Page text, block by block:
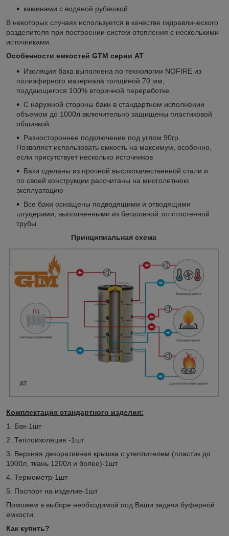
каминами с водяной рубашкой
В некоторых случаях используется в качестве гидравлического
разделителя при построении систем отопления с несколькими
источниками.
Особенности емкостей GTM серии AT
Изоляция бака выполнена по технологии NOFIRE из
полиэфирного материала толщиной 70 мм,
поддающегося 100% вторичной переработке
С наружной стороны баки в стандартном исполнении
объемом до 1000л включительно защищены пластиковой
обшивкой
Разностороннее подключение под углом 90гр.
Позволяет использовать емкость на максимум, особенно,
если присутствует несколько источников
Баки сделаны из прочной высококачественной стали и
по своей конструкции рассчитаны на многолетнюю
эксплуатацию
Все баки оснащены подводящими и отводящими
штуцерами, выполненными из бесшовной толстостенной
трубы
Принципиальная схема
Комплектация стандартного изделия:
1. Бак-1шт
2. Теплоизоляция -1шт
3. Верхняя декоративная крышка с утеплителем (пластик до
1000л, ткань 1200л и более)-1шт
4. Термометр-1шт
5. Паспорт на изделие-1шт
Поможем в выборе необходимой под Ваши задачи буферной
емкости.
Как купить?